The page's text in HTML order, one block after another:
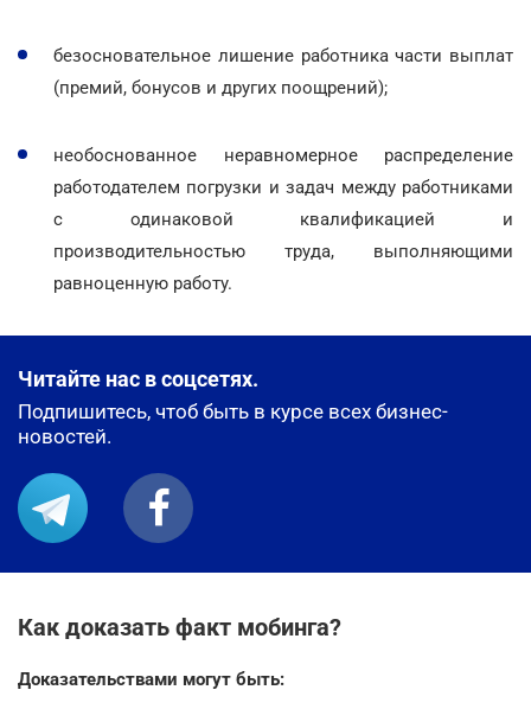
безосновательное лишение работника части выплат
(премий, бонусов и других поощрений);
необоснованное неравномерное распределение
работодателем погрузки и задач между работниками
с одинаковой квалификацией и
производительностью труда, выполняющими
равноценную работу.
Читайте нас в соцсетях.
Подпишитесь, чтоб быть в курсе всех бизнес-
новостей.
Как доказать факт мобинга?
Доказательствами могут быть: